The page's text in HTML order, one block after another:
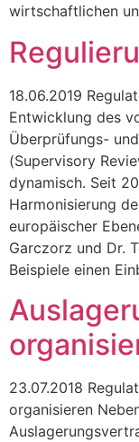
wirtschaftlichen
18.06.2019
Entwicklung des
Überprüfungs-
(Supervisory
dynamisch. Seit
Harmonisierung
europäischer
Garczorz und Dr.
Beispiele einen
23.07.2018
organisieren